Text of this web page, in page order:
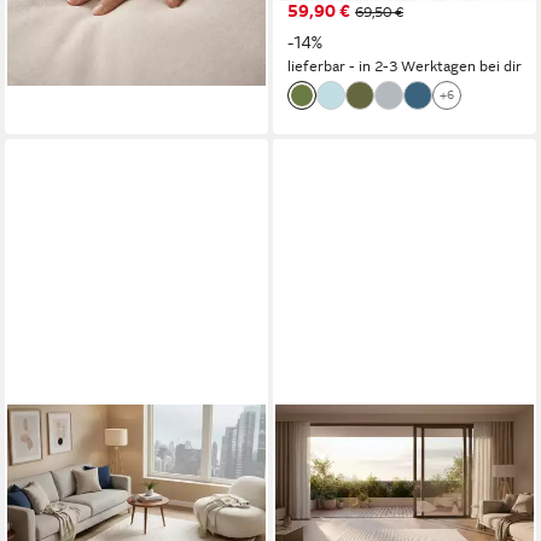
ab 45,00 €
Antirutsch
59,90 € 69,50 €
-14%
lieferbar - in 2-3 Werktagen bei dir
+6